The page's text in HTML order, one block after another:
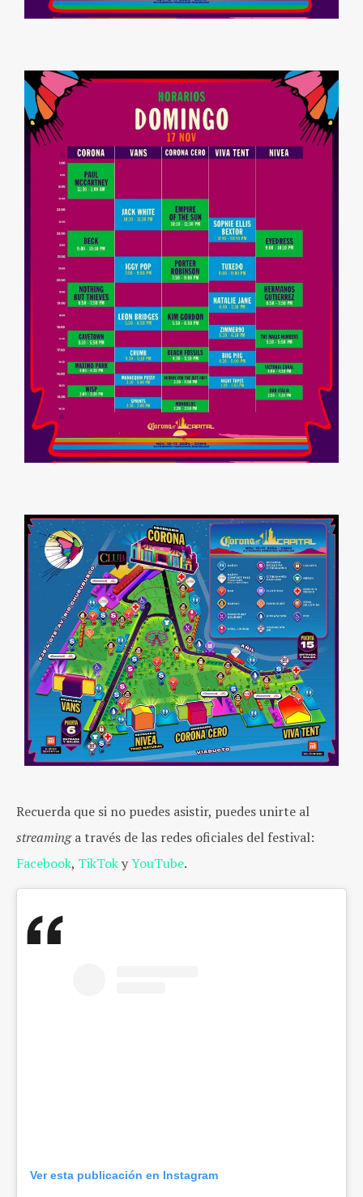
Recuerda que si no puedes asistir, puedes unirte al
streaminga través de las redes oficiales del festival:
Facebook, TikTokyYouTube.
Ver esta publicación en Instagram